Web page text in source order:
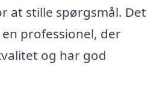
at stille spørgsmål. Det
professionel, der
og har god